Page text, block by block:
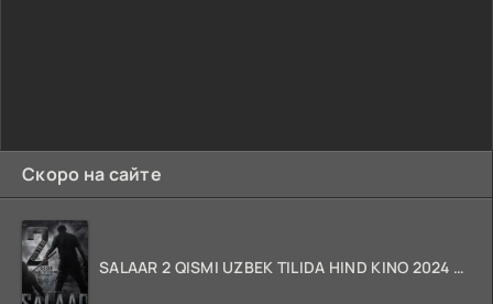
Скоро на сайте
SALAAR 2 QISMI UZBEK TILIDA HIND KINO 2024 TARJIMA 720p HD Skachat